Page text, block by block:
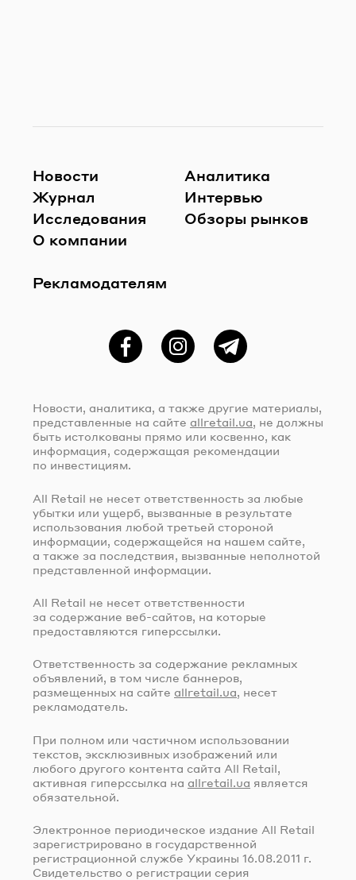
Новости
Журнал
Исследования
О компании
Рекламодателям
Аналитика
Интервью
Обзоры рынков
ФейсбукInstagramTelegram
Новости, аналитика, а также другие материалы,
представленные на сайте allretail.ua, не должны
быть истолкованы прямо или косвенно, как
информация, содержащая рекомендации
по инвестициям.
All Retail не несет ответственность за любые
убытки или ущерб, вызванные в результате
использования любой третьей стороной
информации, содержащейся на нашем сайте,
а также за последствия, вызванные неполнотой
представленной информации.
All Retail не несет ответственности
за содержание веб-сайтов, на которые
предоставляются гиперссылки.
Ответственность за содержание рекламных
объявлений, в том числе баннеров,
размещенных на сайте allretail.ua, несет
рекламодатель.
При полном или частичном использовании
текстов, эксклюзивных изображений или
любого другого контента сайта All Retail,
активная гиперссылка на allretail.ua является
обязательной.
Электронное периодическое издание All Retail
зарегистрировано в государственной
регистрационной службе Украины 16.08.2011 г.
Свидетельство о регистрации серия